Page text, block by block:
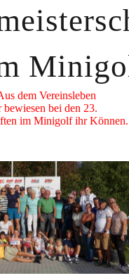
dem Vereinsleben
bewiesen bei den 23.
im Minigolf ihr Können.